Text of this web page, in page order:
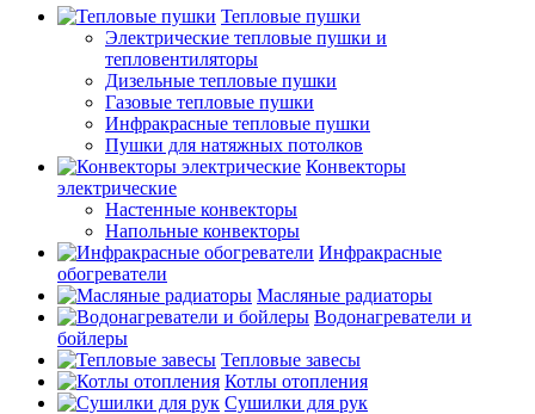
Тепловые пушки
Электрические тепловые пушки и
тепловентиляторы
Дизельные тепловые пушки
Газовые тепловые пушки
Инфракрасные тепловые пушки
Пушки для натяжных потолков
Конвекторы
электрические
Настенные конвекторы
Напольные конвекторы
Инфракрасные
обогреватели
Масляные радиаторы
Водонагреватели и
бойлеры
Тепловые завесы
Котлы отопления
Сушилки для рук